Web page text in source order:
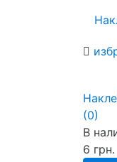
(0)
В
6 грн.